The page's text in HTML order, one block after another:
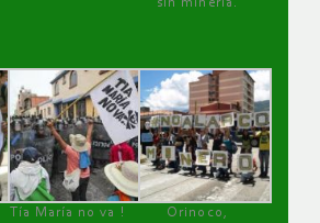
sin minería.
Tía María no va !
Orinoco,